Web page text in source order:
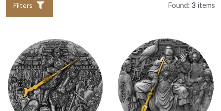
Filters Found: 3 items